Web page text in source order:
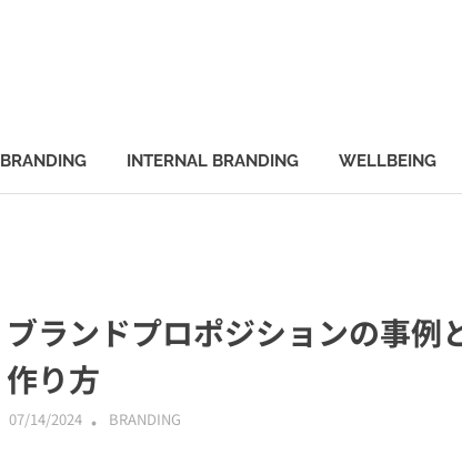
BRANDING INTERNAL BRANDING WELLBEING
ブランドプロポジションの事例
作り方
07/14/2024 ABMALLYTG24
BRANDING